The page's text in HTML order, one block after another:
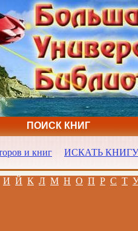
ПОИСК КНИГ
и книг ИСКАТЬ
И Й К Л М Н О П Р С Т